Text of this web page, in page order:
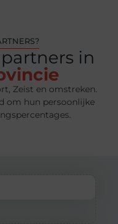
in
Zeist en omstreken.
om hun persoonlijke